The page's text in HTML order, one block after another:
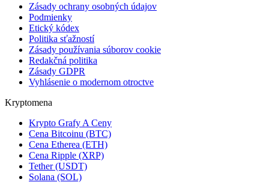
Zásady ochrany osobných údajov
Podmienky
Etický kódex
Politika sťažností
Zásady používania súborov cookie
Redakčná politika
Zásady GDPR
Vyhlásenie o modernom otroctve
Kryptomena
Krypto Grafy A Ceny
Cena Bitcoinu (BTC)
Cena Etherea (ETH)
Cena Ripple (XRP)
Tether (USDT)
Solana (SOL)